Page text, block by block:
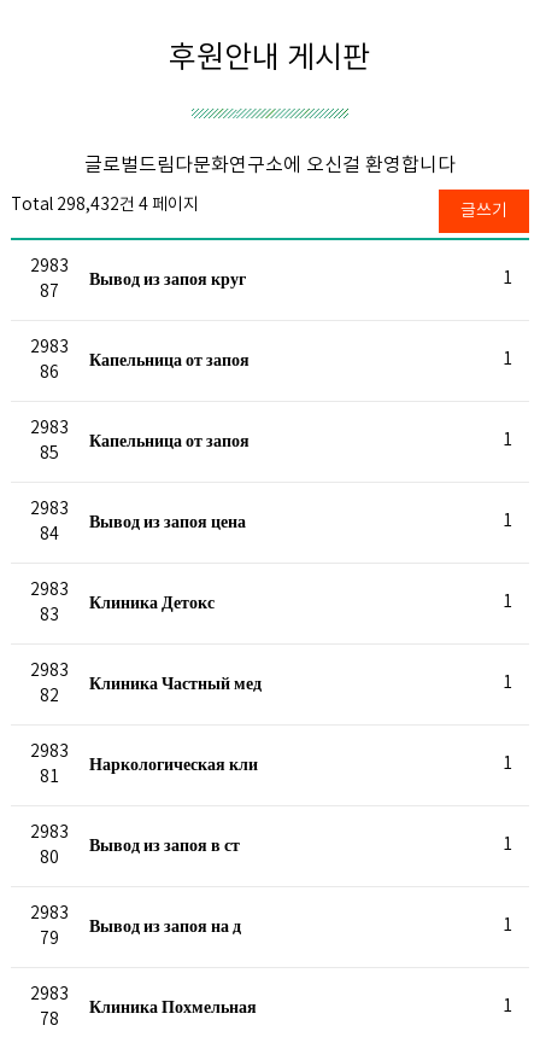
후원안내 게시판
글로벌드림다문화연구소에 오신걸 환영합니다
Total 298,432건 4 페이지 글쓰기
2983
87
Вывод из запоя круг 1
2983
86
Капельница от запоя 1
2983
85
Капельница от запоя 1
2983
84
Вывод из запоя цена 1
2983
83
Клиника Детокс 1
2983
82
Клиника Частный мед 1
2983
81
Наркологическая кли 1
2983
80
Вывод из запоя в ст 1
2983
79
Вывод из запоя на д 1
2983
78
Клиника Похмельная 1